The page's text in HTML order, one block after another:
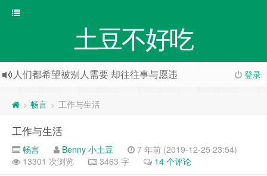
土豆不好吃
登录
人们都希望被别人需要 却往往事与愿违
> 畅言 > 工作与生活
工作与生活
畅言 Benny 小土豆
7 年前 (2019-12-25 23:54)
13301 次浏览
3463 字 14 个评论